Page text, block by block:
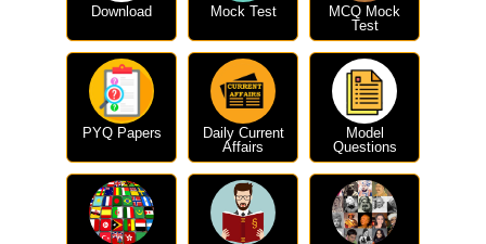
Download Mock Test
MCQ Mock
Test
PYQ Papers
Daily Current
Affairs
Model
Questions